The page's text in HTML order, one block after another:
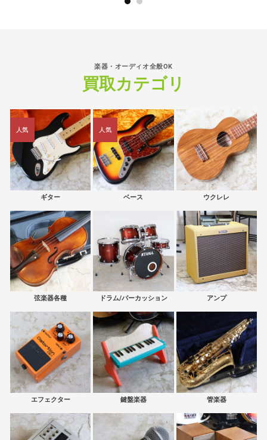
楽器・オーディオ全般OK
買取カテゴリ
人気
ギター
人気
ベース ウクレレ
弦楽器各種 ドラム/パーカッション アンプ
エフェクター 鍵盤楽器 管楽器